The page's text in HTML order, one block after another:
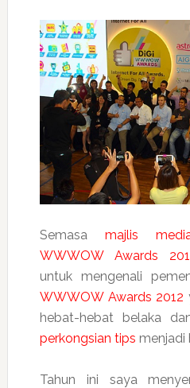
Semasa majlis
WWWOW Awards
untuk mengenali
WWWOW Awards 2012
hebat-hebat belaka
perkongsian tips menjadi
Tahun ini saya